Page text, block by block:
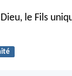
le Fils